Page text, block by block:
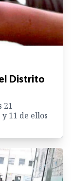
Distrito
21
11 de ellos